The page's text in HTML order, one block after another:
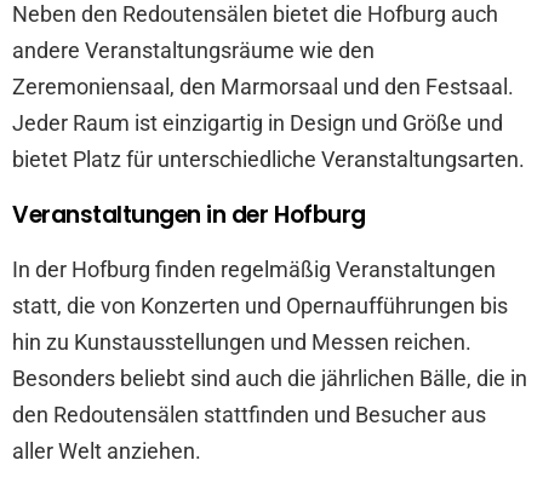
Neben den Redoutensälen bietet die Hofburg auch
andere Veranstaltungsräume wie den
Zeremoniensaal, den Marmorsaal und den Festsaal.
Jeder Raum ist einzigartig in Design und Größe und
bietet Platz für unterschiedliche Veranstaltungsarten.
Veranstaltungen in der Hofburg
In der Hofburg finden regelmäßig Veranstaltungen
statt, die von Konzerten und Opernaufführungen bis
hin zu Kunstausstellungen und Messen reichen.
Besonders beliebt sind auch die jährlichen Bälle, die in
den Redoutensälen stattfinden und Besucher aus
aller Welt anziehen.